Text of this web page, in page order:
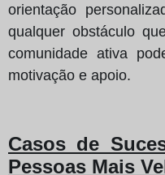
orientação
qualquer obstáculo
comunidade ativa
motivação e apoio.
Casos de
Pessoas Mais